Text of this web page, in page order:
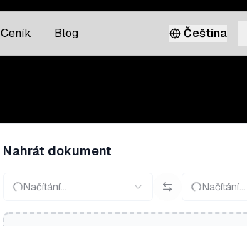
Ceník Blog Čeština
Nahrát dokument
Načítání… Načítání…